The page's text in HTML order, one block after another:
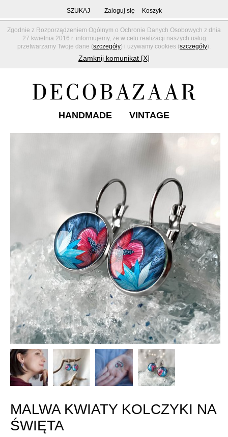
Zgodnie z Rozporządzeniem Ogólnym o Ochronie Danych Osobowych z dnia
27 kwietnia 2016 r. informujemy, że w celu realizacji naszych usług
przetwarzamy Twoje dane (szczegóły) i używamy cookies (szczegóły).
Zamknij komunikat [X]
SZUKAJ Zaloguj się Koszyk
HANDMADE VINTAGE
MALWA KWIATY KOLCZYKI NA
ŚWIĘTA